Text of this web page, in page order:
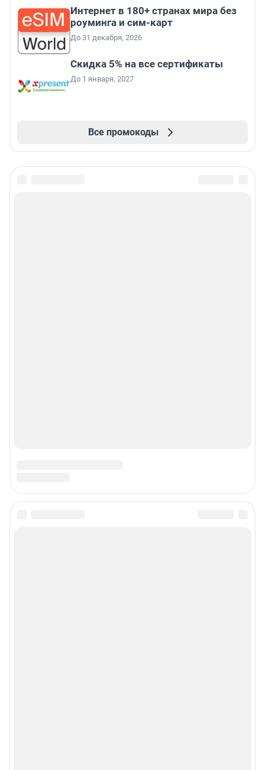
Интернет в 180+ странах мира без
роуминга и сим-карт
До 31 декабря, 2026
Скидка 5% на все сертификаты
До 1 января, 2027
Все промокоды